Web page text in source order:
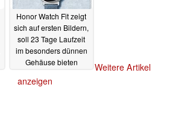
Honor Watch Fit zeigt
sich auf ersten Bildern,
soll 23 Tage Laufzeit
im besonders dünnen
Gehäuse bieten
Weitere Artikel
anzeigen